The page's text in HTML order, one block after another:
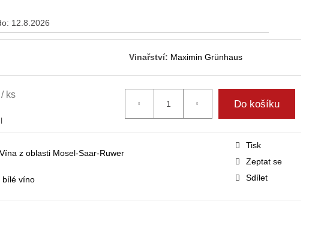
12.8.2026
Vinařství: Maximin Grünhaus
/ ks
Do košíku
Vína z oblasti Mosel-Saar-Ruwer
bílé víno
Tisk
Zeptat se
Sdílet